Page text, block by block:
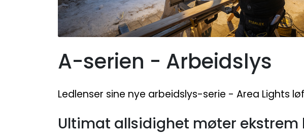
A-serien - Arbeidslys
Ledlenser sine nye arbeidslys-serie - Area Lights
Ultimat allsidighet møter ekstrem